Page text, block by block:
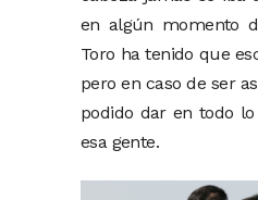
en algún momento
Toro ha tenido que
pero en caso de ser
podido dar en todo
esa gente.